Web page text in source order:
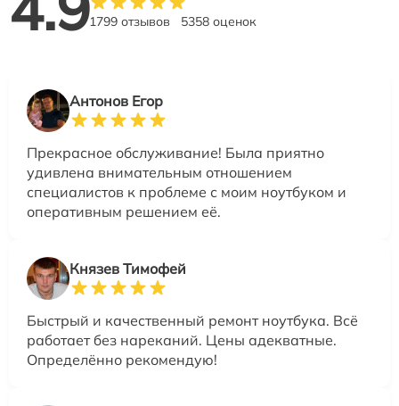
1799 отзывов 5358 оценок
Антонов Егор
Прекрасное обслуживание! Была приятно
удивлена внимательным отношением
специалистов к проблеме с моим ноутбуком и
оперативным решением её.
Князев Тимофей
Быстрый и качественный ремонт ноутбука. Всё
работает без нареканий. Цены адекватные.
Определённо рекомендую!